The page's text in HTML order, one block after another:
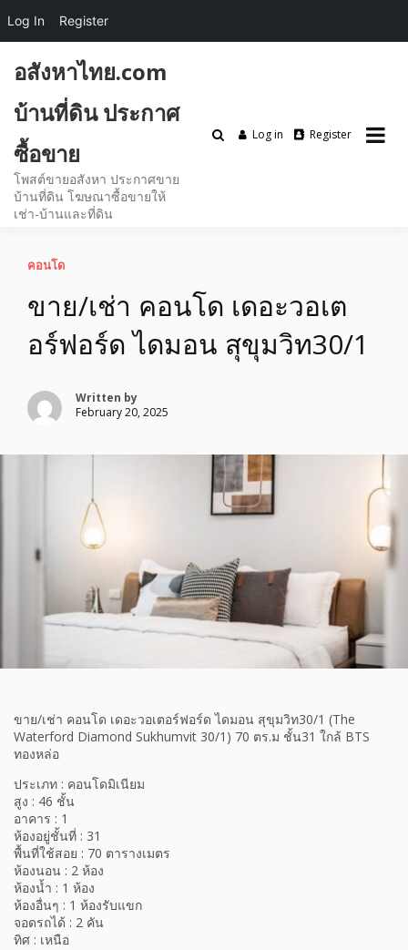
content
อสังหาไทย.com
บ้านที่ดิน ประกาศ
ซื้อขาย
โพสต์ขายอสังหา ประกาศขาย
บ้านที่ดิน โฆษณาซื้อขายให้
เช่า-บ้านและที่ดิน
Log in Register
คอนโด
ขาย/เช่า คอนโด เดอะวอเต
อร์ฟอร์ด ไดมอน สุขุมวิท30/1
Written by
February 20, 2025
ขาย/เช่า คอนโด เดอะวอเตอร์ฟอร์ด ไดมอน สุขุมวิท30/1 (The
Waterford Diamond Sukhumvit 30/1) 70 ตร.ม ชั้น31 ใกล้ BTS
ทองหล่อ
ประเภท : คอนโดมิเนียม
สูง : 46 ชั้น
อาคาร : 1
ห้องอยู่ชั้นที่ : 31
พื้นที่ใช้สอย : 70 ตารางเมตร
ห้องนอน : 2 ห้อง
ห้องน้ำ : 1 ห้อง
ห้องอื่นๆ : 1 ห้องรับแขก
จอดรถได้ : 2 คัน
ทิศ : เหนือ
Log In Register